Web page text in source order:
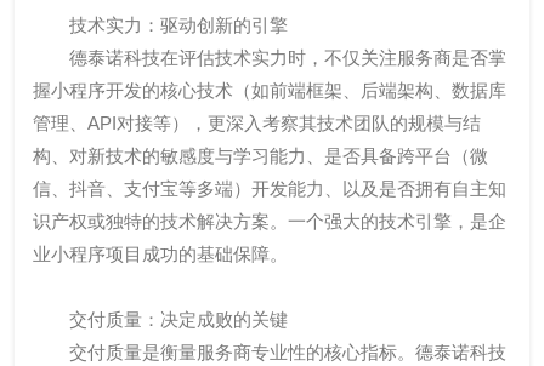
技术实力：驱动创新的引擎
德泰诺科技在评估技术实力时，不仅关注服务商是否掌
握小程序开发的核心技术（如前端框架、后端架构、数据库
管理、API对接等），更深入考察其技术团队的规模与结
构、对新技术的敏感度与学习能力、是否具备跨平台（微
信、抖音、支付宝等多端）开发能力、以及是否拥有自主知
识产权或独特的技术解决方案。一个强大的技术引擎，是企
业小程序项目成功的基础保障。
交付质量：决定成败的关键
交付质量是衡量服务商专业性的核心指标。德泰诺科技